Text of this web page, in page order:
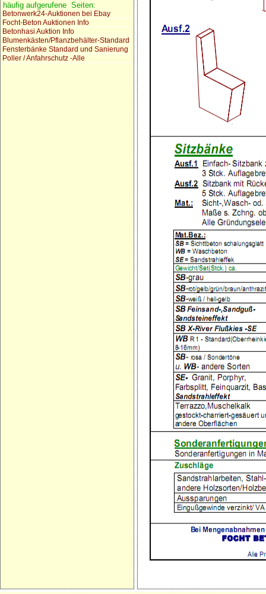
häufig aufgerufene Seiten:
Betonwerk24-Auktionen bei Ebay
Focht-Beton Auktionen Info
Betonhasi Auktion Info
Blumenkästen/Pflanzbehälter-Standard
Fensterbänke Standard und Sanierung
Poller / Anfahrschutz -Alle